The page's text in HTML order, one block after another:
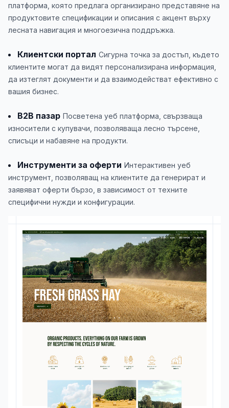
платформа, която предлага организирано представяне на
продуктовите спецификации и описания с акцент върху
лесната навигация и многоезична поддръжка.
Клиентски портал Сигурна точка за достъп, където
клиентите могат да видят персонализирана информация,
да изтеглят документи и да взаимодействат ефективно с
вашия бизнес.
B2B пазар Посветена уеб платформа, свързваща
износители с купувачи, позволяваща лесно търсене,
списъци и набавяне на продукти.
Инструменти за оферти Интерактивен уеб
инструмент, позволяващ на клиентите да генерират и
заявяват оферти бързо, в зависимост от техните
специфични нужди и конфигурации.